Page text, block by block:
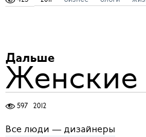
Дальше
Женские
597 2012
Все люди — дизайнеры